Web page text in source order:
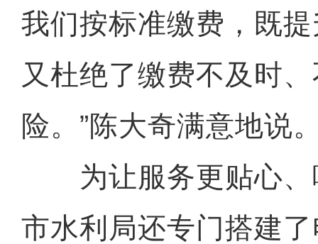
我们按标准缴费，既
又杜绝了缴费不及时
险。”陈大奇满意地说
为让服务更贴心、
市水利局还专门搭建